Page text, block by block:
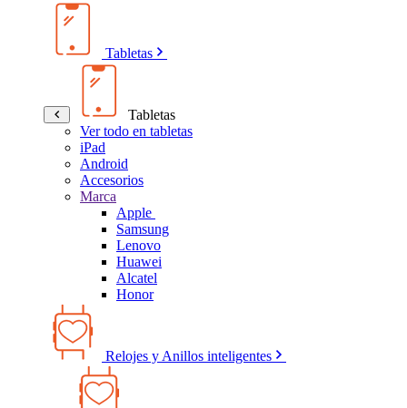
Tabletas
Tabletas
Ver todo en tabletas
iPad
Android
Accesorios
Marca
Apple
Samsung
Lenovo
Huawei
Alcatel
Honor
Relojes y Anillos inteligentes